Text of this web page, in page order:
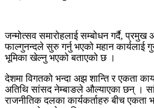
जन्मोत्सव समारोहलाई सम्बोधन गर्दै,
फाल्गुनन्दले सुरु गर्नु भएको महान कार्यलाई
भूमिका खेल्नु भएको बताएको छ ।
देशमा विगतको भन्दा अझ शान्ति र एकता
अतिथि सांसद नेम्बाङले औल्याएका छन् ।
राजनीतिक दलका कार्यकर्ताहरु बीच एकता